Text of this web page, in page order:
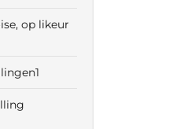
op likeur